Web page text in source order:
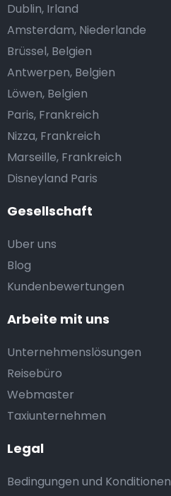
Gesellschaft
Uber uns
Blog
Kundenbewertungen
Arbeite mit uns
Unternehmenslösungen
Reisebüro
Webmaster
Taxiunternehmen
Legal
Bedingungen und Konditionen
Dublin, Irland
Amsterdam, Niederlande
Brüssel, Belgien
Antwerpen, Belgien
Löwen, Belgien
Paris, Frankreich
Nizza, Frankreich
Marseille, Frankreich
Disneyland Paris